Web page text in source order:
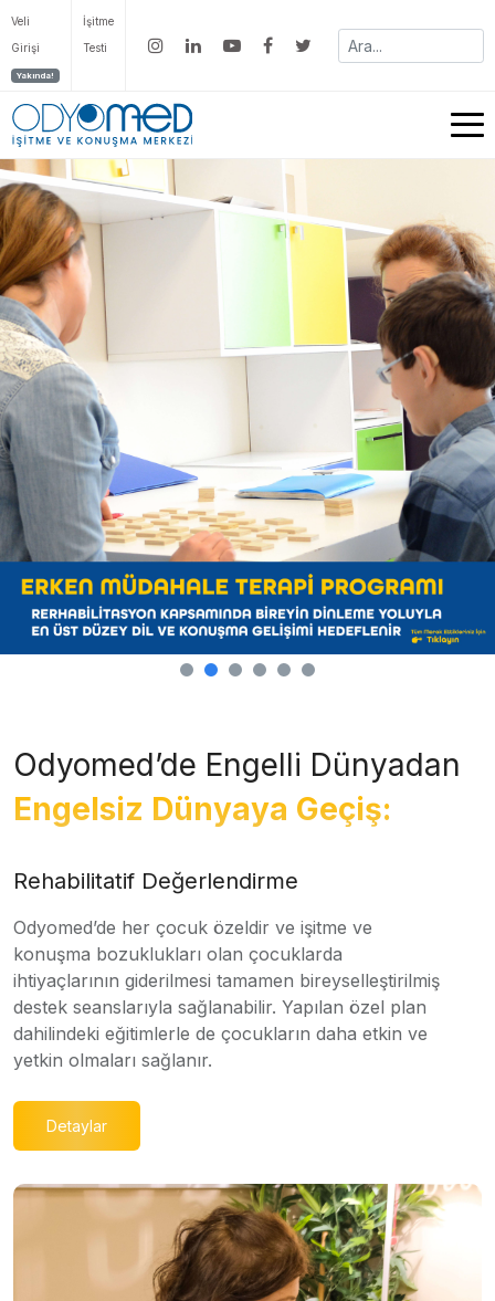
Veli
Girişi
Yakında!
İşitme
Testi
Odyomed’de Engelli Dünyadan
Engelsiz Dünyaya Geçiş:
Rehabilitatif Değerlendirme
Odyomed’de her çocuk özeldir ve işitme ve
konuşma bozuklukları olan çocuklarda
ihtiyaçlarının giderilmesi tamamen bireyselleştirilmiş
destek seanslarıyla sağlanabilir. Yapılan özel plan
dahilindeki eğitimlerle de çocukların daha etkin ve
yetkin olmaları sağlanır.
Detaylar